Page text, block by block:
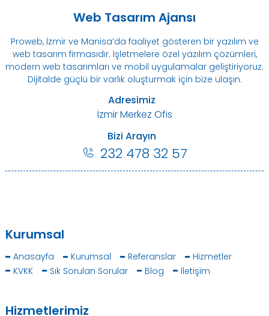
Kurumsal
Anasayfa Kurumsal Referanslar
Hizmetler
KVKK
Sık Sorulan Sorular Blog İletişim
Hizmetlerimiz
Web Tasarım Ajansı
Proweb, İzmir ve Manisa’da faaliyet gösteren bir yazılım ve
web tasarım firmasıdır. İşletmelere özel yazılım çözümleri,
modern web tasarımları ve mobil uygulamalar geliştiriyoruz.
Dijitalde güçlü bir varlık oluşturmak için bize ulaşın.
Adresimiz
İzmir Merkez Ofis
Bizi Arayın
232 478 32 57